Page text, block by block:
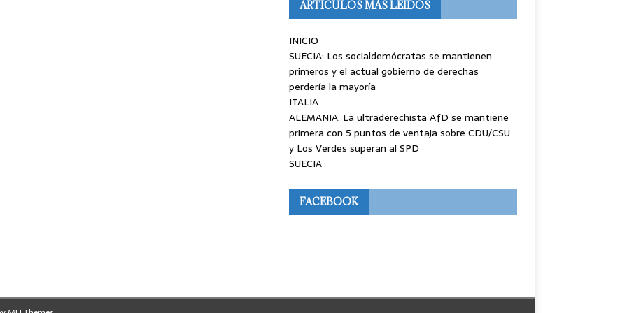
ARTÍCULOS MÁS LEÍDOS
INICIO
SUECIA: Los socialdemócratas se mantienen
primeros y el actual gobierno de derechas
perdería la mayoría
ITALIA
ALEMANIA: La ultraderechista AfD se mantiene
primera con 5 puntos de ventaja sobre CDU/CSU
y Los Verdes superan al SPD
SUECIA
FACEBOOK